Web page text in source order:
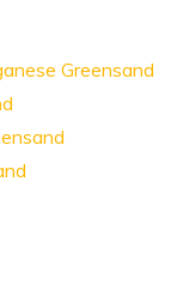
Greensand